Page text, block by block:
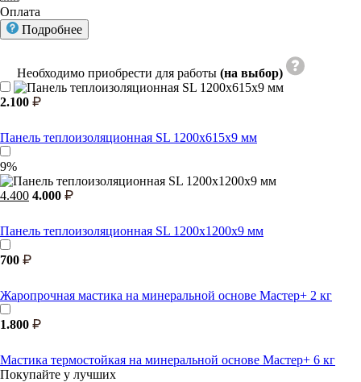
Оплата
Подробнее
Необходимо приобрести для работы (на выбор)
2.100
Панель теплоизоляционная SL 1200x615x9 мм
9%
4.400 4.000
Панель теплоизоляционная SL 1200x1200x9 мм
700
Жаропрочная мастика на минеральной основе Мастер+ 2 кг
1.800
Мастика термостойкая на минеральной основе Мастер+ 6 кг
Покупайте у лучших